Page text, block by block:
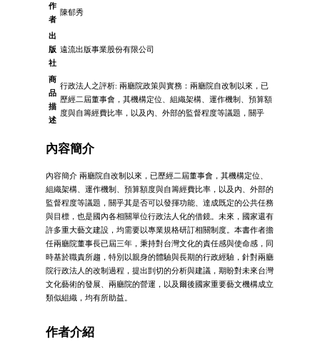
作
者
陳郁秀
出
版
社
遠流出版事業股份有限公司
商
品
描
述
行政法人之評析: 兩廳院政策與實務：兩廳院自改制以來，已
歷經二屆董事會，其機構定位、組織架構、運作機制、預算額
度與自籌經費比率，以及內、外部的監督程度等議題，關乎
內容簡介
內容簡介 兩廳院自改制以來，已歷經二屆董事會，其機構定位、
組織架構、運作機制、預算額度與自籌經費比率，以及內、外部的
監督程度等議題，關乎其是否可以發揮功能、達成既定的公共任務
與目標，也是國內各相關單位行政法人化的借鏡。未來，國家還有
許多重大藝文建設，均需要以專業規格研訂相關制度。本書作者擔
任兩廳院董事長已屆三年，秉持對台灣文化的責任感與使命感，同
時基於職責所趨，特別以親身的體驗與長期的行政經驗，針對兩廳
院行政法人的改制過程，提出剴切的分析與建議，期盼對未來台灣
文化藝術的發展、兩廳院的營運，以及爾後國家重要藝文機構成立
類似組織，均有所助益。
作者介紹